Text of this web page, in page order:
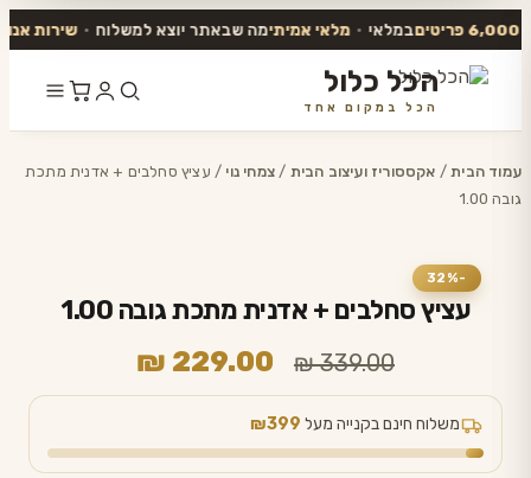
במלאי • מלאי אמיתימה שבאתר יוצא למשלוח • שירות אנושי
הכל כלול
הכל במקום אחד
לתוכן
עמוד הבית/ אקססוריז ועיצוב הבית /צמחי נוי / עציץ סחלבים + אדנית מתכת
גובה 1.00
-32%
עציץ סחלבים + אדנית מתכת גובה 1.00
₪339.00
המחיר
המקורי
היה:
₪ 339.00.
₪ 229.00
הנוכחי
₪ 229.00.
משלוח חינם בקנייה מעל ₪399